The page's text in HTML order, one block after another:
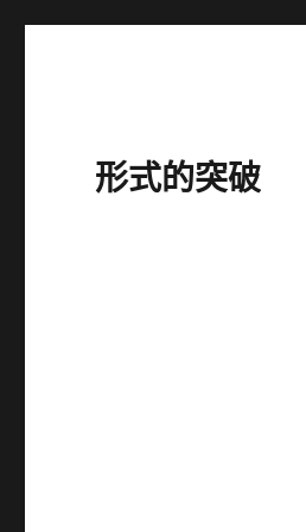
形式的突破